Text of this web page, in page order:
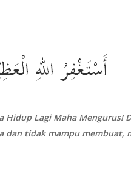
Hidup Lagi Maha Mengurus!
dan tidak mampu membuat,